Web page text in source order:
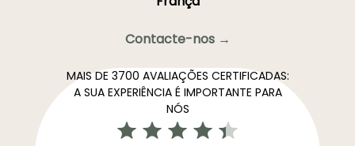
Contacte-nos →
MAIS DE 3700 AVALIAÇÕES CERTIFICADAS:
A SUA EXPERIÊNCIA É IMPORTANTE PARA
NÓS